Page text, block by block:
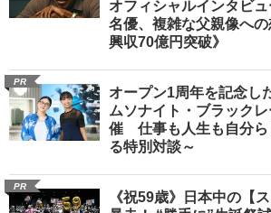
オフィシャルインタビ
名優、複雑な父親像へ
興収70億円突破》
PR
オープン1周年を記念し
ムソナイト・ブラック
催 仕事も人生も自分ら
る特別対談～
PR
《祝59歳》日本中の【